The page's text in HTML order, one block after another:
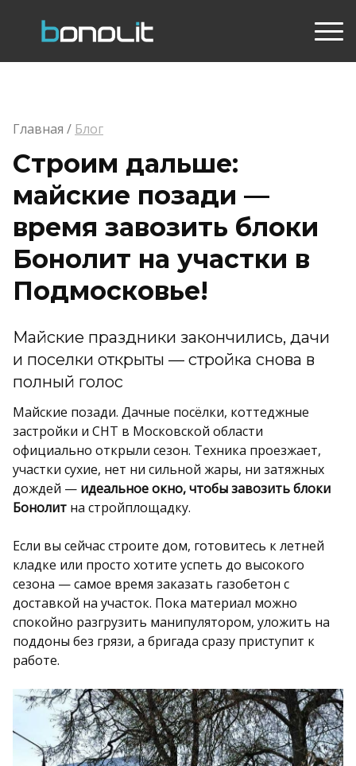
Главная / Блог
Строим дальше:
майские позади —
время завозить блоки
Бонолит на участки в
Подмосковье!
Майские праздники закончились, дачи
и поселки открыты — стройка снова в
полный голос
Майские позади. Дачные посёлки, коттеджные
застройки и СНТ в Московской области
официально открыли сезон. Техника проезжает,
участки сухие, нет ни сильной жары, ни затяжных
дождей — идеальное окно, чтобы завозить блоки
Бонолит на стройплощадку.
Если вы сейчас строите дом, готовитесь к летней
кладке или просто хотите успеть до высокого
сезона — самое время заказать газобетон с
доставкой на участок. Пока материал можно
спокойно разгрузить манипулятором, уложить на
поддоны без грязи, а бригада сразу приступит к
работе.